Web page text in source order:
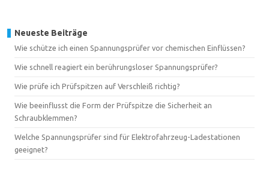
Neueste Beiträge
Wie schütze ich einen Spannungsprüfer vor chemischen Einflüssen?
Wie schnell reagiert ein berührungsloser Spannungsprüfer?
Wie prüfe ich Prüfspitzen auf Verschleiß richtig?
Wie beeinflusst die Form der Prüfspitze die Sicherheit an
Schraubklemmen?
Welche Spannungsprüfer sind für Elektrofahrzeug-Ladestationen
geeignet?